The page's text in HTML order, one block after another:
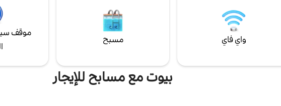
تسجيل المغادرة المتأخر، اقرأ التفاصيل في
"الملاحظات الإضافية"
المباشر إلى كازينو بالمز. على بعد
سيرًا على الأقدام من ستريب والحياة
وتناول الطعام!
واي فاي مسبح
موقف
بيوت مع مسابح للإيجار